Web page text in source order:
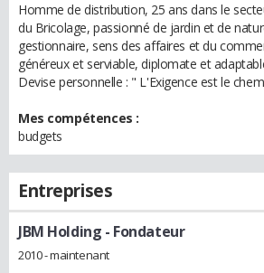
Homme de distribution, 25 ans dans le
du Bricolage, passionné de jardin et de
gestionnaire, sens des affaires et du
généreux et serviable, diplomate et
Devise personnelle : " L'Exigence est le
Mes compétences :
budgets
Entreprises
JBM Holding - Fondateur
2010 - maintenant